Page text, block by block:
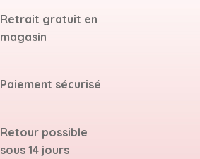
Retrait gratuit en
magasin
Paiement sécurisé
Retour possible
sous 14 jours